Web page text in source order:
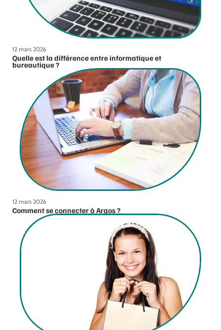
12 mars 2026
Quelle est la différence entre informatique et
bureautique ?
12 mars 2026
Comment se connecter à Argos ?